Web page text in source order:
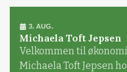
3. AUG.
Michaela Toft Jepsen
Velkommen til
Michaela Toft Jepsen